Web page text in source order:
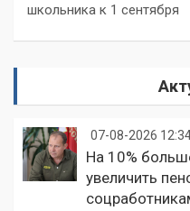
школьника к 1 сентября
07-08-2026
На 10%
увеличить